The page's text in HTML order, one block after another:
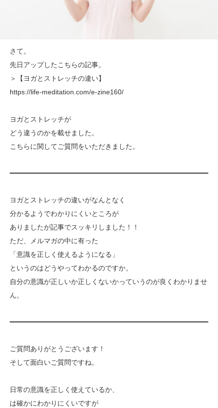
さて。
先日アップしたこちらの記事。
＞【ヨガとストレッチの違い】
https://life-meditation.com/e-zine160/
ヨガとストレッチが
どう違うのかを載せました。
こちらに関してご質問をいただきました。
ヨガとストレッチの違いがなんとなく
分かるようでわかりにくいところが
ありましたが記事でスッキリしました！！
ただ、メルマガの中に有った
「意識を正しく使えるようになる」
というのはどうやってわかるのですか。
自分の意識が正しいか正しくないかっていうのが良くわかりませ
ん。
ご質問ありがとうございます！
そして面白いご質問ですね。
日常の意識を正しく使えているか、
は確かにわかりにくいですが